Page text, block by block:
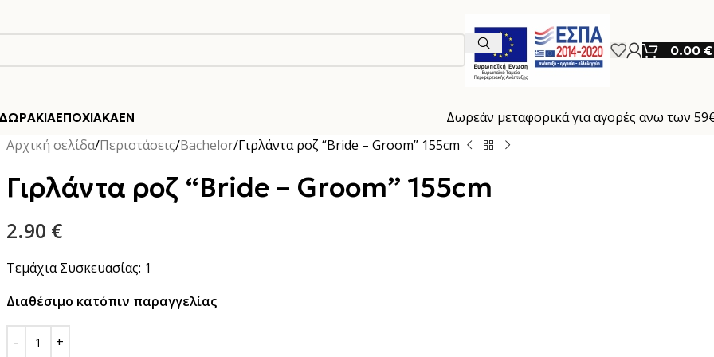
0.00 €
ΔΩΡΆΚΙΑΕΠΟΧΙΑΚΆEN
Δωρεάν μεταφορικά για αγορές ανω των
Αρχική σελίδα Περιστάσεις Bachelor Γιρλάντα ροζ “Bride – Groom” 155cm
Γιρλάντα ροζ “Bride – Groom” 155cm
2.90 €
Τεμάχια Συσκευασίας: 1
Διαθέσιμο κατόπιν παραγγελίας